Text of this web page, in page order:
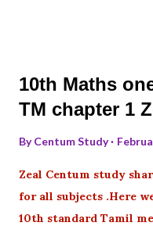
10th Maths
TM chapter 1
ByCentum Study
Zeal Centum study
for all subjects .Here
10th standard Tamil